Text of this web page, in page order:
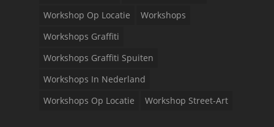
Workshop Op Locatie
Workshops
Workshops Graffiti
Workshops Graffiti Spuiten
Workshops In Nederland
Workshops Op Locatie
Workshop Street-Art